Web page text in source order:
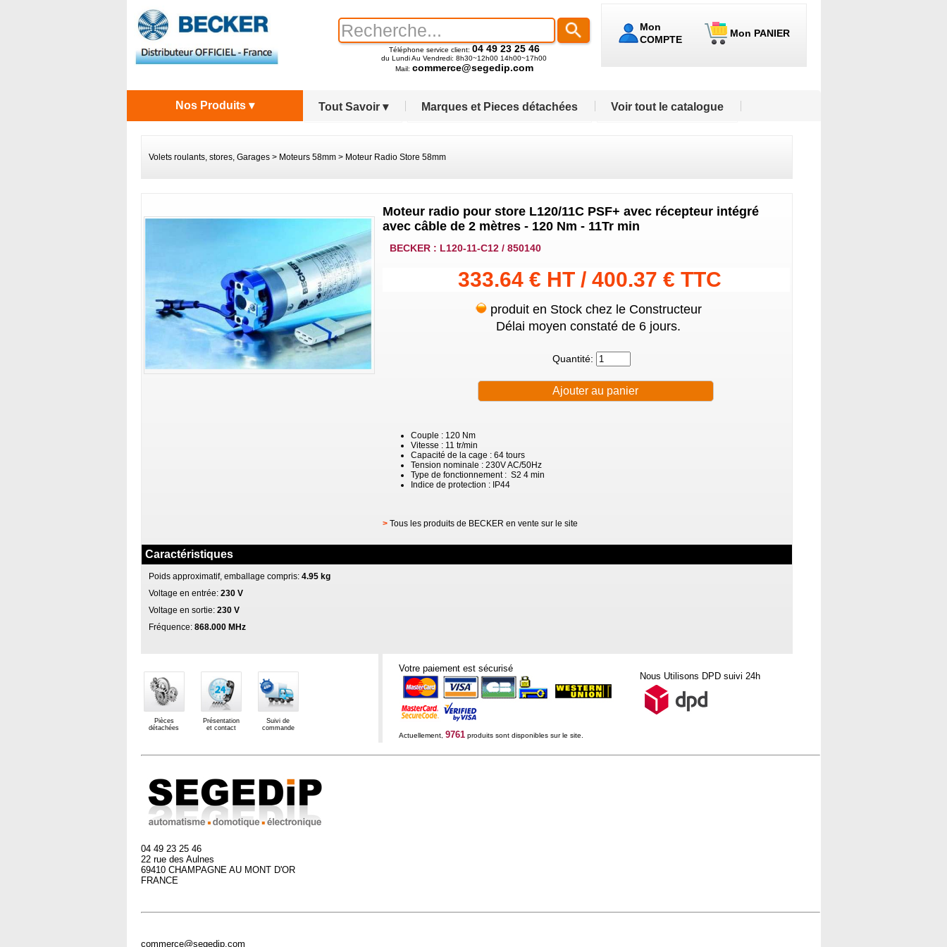
Mon
COMPTE
Mon PANIER
Téléphone service client: 04 49 23 25 46
du Lundi Au Vendredi: 8h30~12h00 14h00~17h00
Mail: commerce@segedip.com
Tout Savoir ▾ Marques et Pieces détachées Voir tout le catalogue
Nos Produits ▾
Volets roulants, stores, Garages> Moteurs 58mm> Moteur Radio Store 58mm
Moteur radio pour store L120/11C PSF+ avec récepteur intégré
avec câble de 2 mètres - 120 Nm - 11Tr min
BECKER : L120-11-C12 / 850140
333.64 € HT / 400.37 € TTC
produit en Stock chez le Constructeur
Délai moyen constaté de 6 jours.
Quantité:
Couple : 120 Nm
Vitesse : 11 tr/min
Capacité de la cage : 64 tours
Tension nominale : 230V AC/50Hz
Type de fonctionnement : S2 4 min
Indice de protection : IP44
> Tous les produits de BECKER en vente sur le site
Caractéristiques
Poids approximatif, emballage compris:4.95 kg
Voltage en entrée:230 V
Voltage en sortie:230 V
Fréquence:868.000 MHz
Pièces
détachées
Présentation
et contact
Suivi de
commande
Votre paiement est sécurisé
Nous Utilisons DPD suivi 24h
Actuellement, 9761produits sont disponibles sur le site.
04 49 23 25 46
22 rue des Aulnes
69410 CHAMPAGNE AU MONT D'OR
FRANCE
commerce@segedip.com